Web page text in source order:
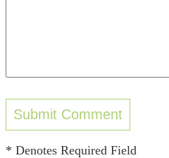
* Denotes Required Field